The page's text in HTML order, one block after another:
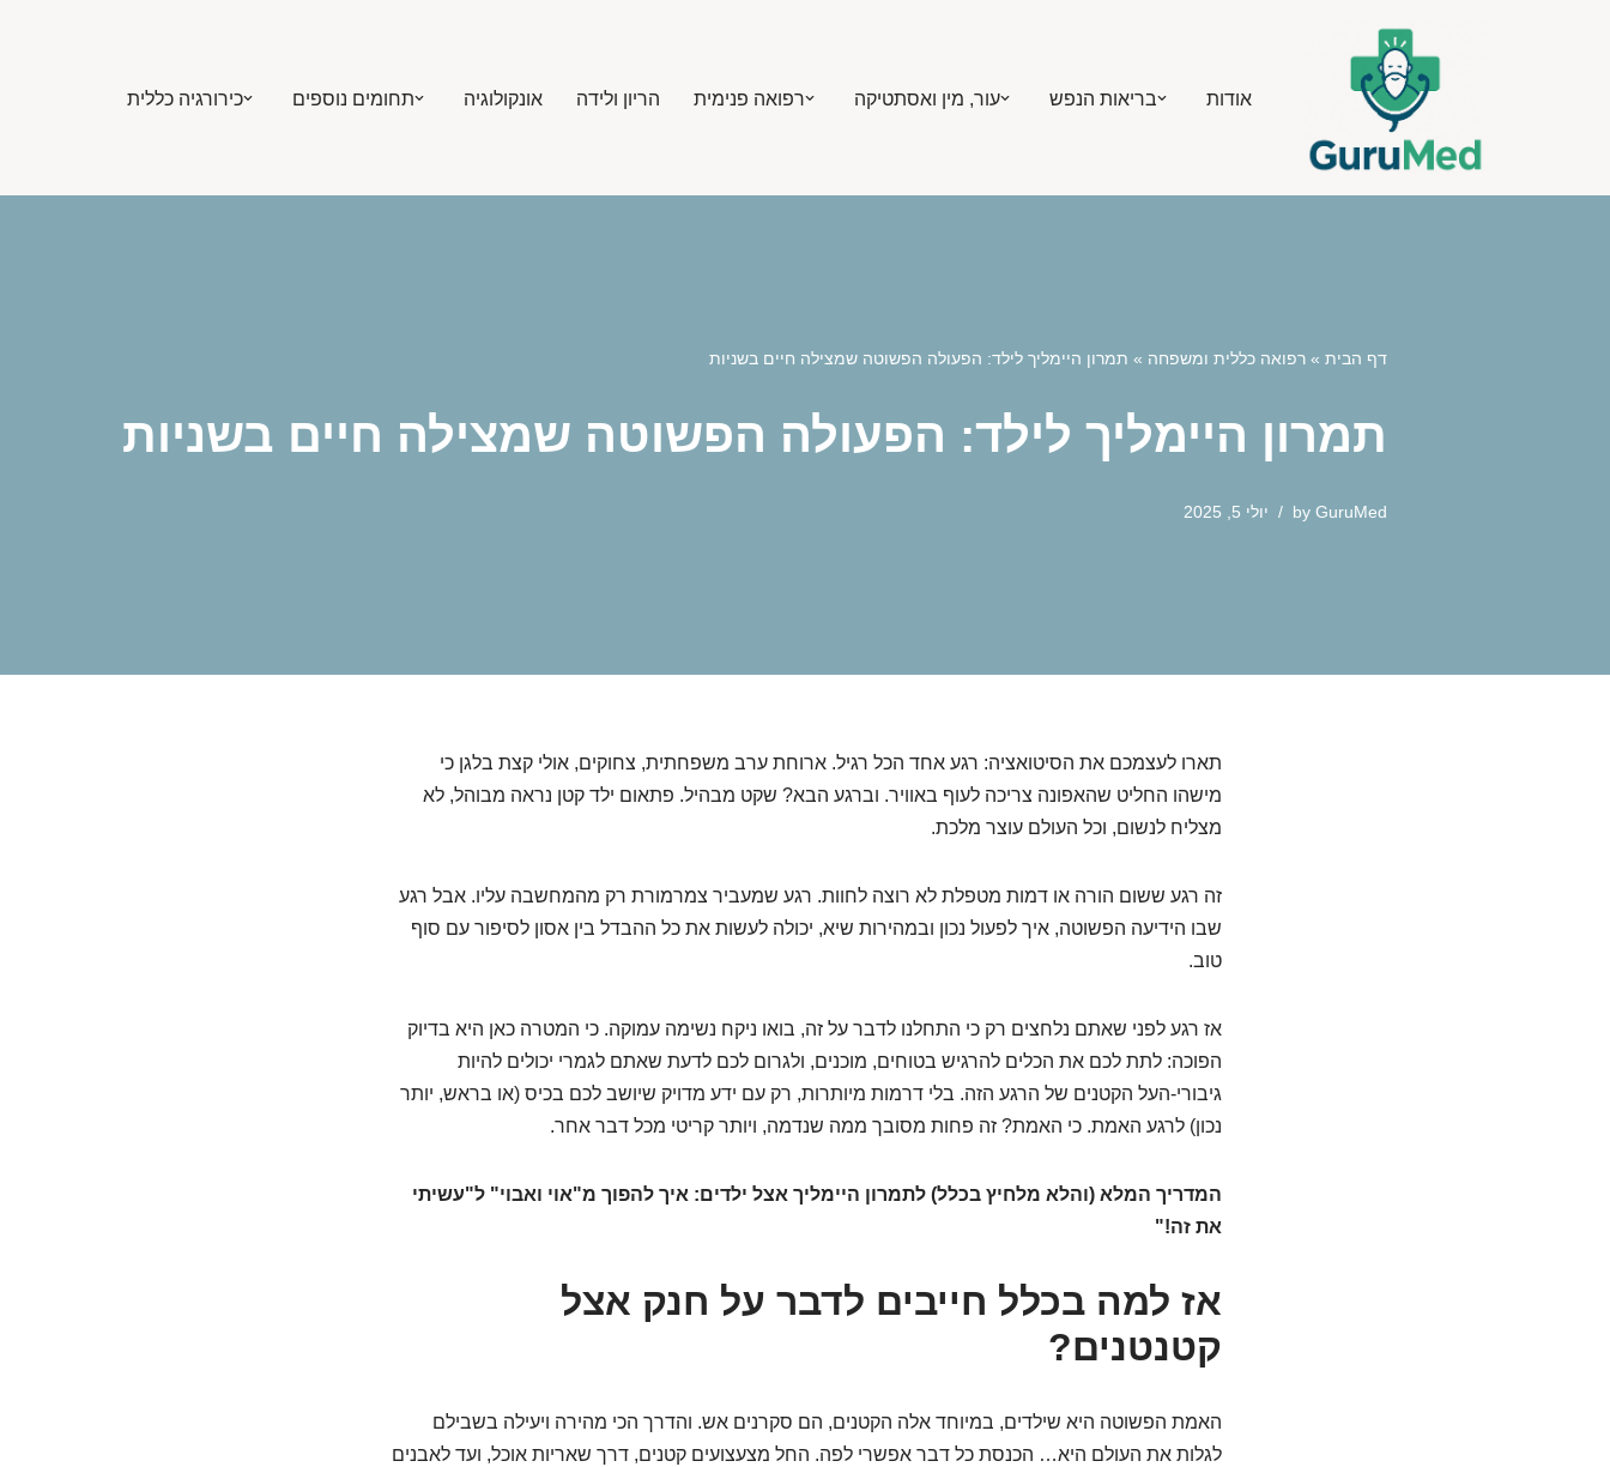
אודות בריאות הנפש עור, מין ואסתטיקה רפואה פנימית הריון ולידה אונקולוגיה תחומים נוספים כירורגיה כללית
דף הבית » רפואה כללית ומשפחה » תמרון היימליך לילד: הפעולה הפשוטה שמצילה חיים בשניות
תמרון היימליך לילד: הפעולה הפשוטה שמצילה חיים בשניות
by GuruMed יולי 5, 2025
תארו לעצמכם את הסיטואציה: רגע אחד הכל רגיל. ארוחת ערב משפחתית, צחוקים, אולי קצת בלגן כי
מישהו החליט שהאפונה צריכה לעוף באוויר. וברגע הבא? שקט מבהיל. פתאום ילד קטן נראה מבוהל, לא
מצליח לנשום, וכל העולם עוצר מלכת.
זה רגע ששום הורה או דמות מטפלת לא רוצה לחוות. רגע שמעביר צמרמורת רק מהמחשבה עליו. אבל רגע
שבו הידיעה הפשוטה, איך לפעול נכון ובמהירות שיא, יכולה לעשות את כל ההבדל בין אסון לסיפור עם סוף
טוב.
אז רגע לפני שאתם נלחצים רק כי התחלנו לדבר על זה, בואו ניקח נשימה עמוקה. כי המטרה כאן היא בדיוק
הפוכה: לתת לכם את הכלים להרגיש בטוחים, מוכנים, ולגרום לכם לדעת שאתם לגמרי יכולים להיות
גיבורי-העל הקטנים של הרגע הזה. בלי דרמות מיותרות, רק עם ידע מדויק שיושב לכם בכיס (או בראש, יותר
נכון) לרגע האמת. כי האמת? זה פחות מסובך ממה שנדמה, ויותר קריטי מכל דבר אחר.
המדריך המלא (והלא מלחיץ בכלל) לתמרון היימליך אצל ילדים: איך להפוך מ"אוי ואבוי" ל"עשיתי
את זה!"
אז למה בכלל חייבים לדבר על חנק אצל
קטנטנים?
האמת הפשוטה היא שילדים, במיוחד אלה הקטנים, הם סקרנים אש. והדרך הכי מהירה ויעילה בשבילם
לגלות את העולם היא… הכנסת כל דבר אפשרי לפה. החל מצעצועים קטנים, דרך שאריות אוכל, ועד לאבנים